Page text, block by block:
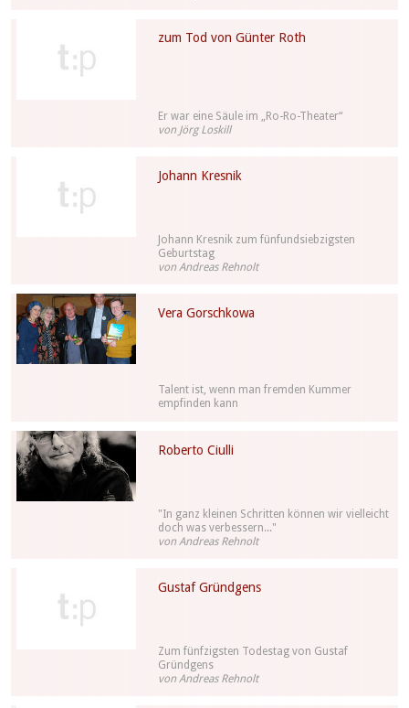
zum Tod von Günter Roth
Er war eine Säule im „Ro-Ro-Theater“
von Jörg Loskill
Johann Kresnik
Johann Kresnik zum fünfundsiebzigsten
Geburtstag
von Andreas Rehnolt
Vera Gorschkowa
Talent ist, wenn man fremden Kummer
empfinden kann
Roberto Ciulli
"In ganz kleinen Schritten können wir vielleicht
doch was verbessern..."
von Andreas Rehnolt
Gustaf Gründgens
Zum fünfzigsten Todestag von Gustaf
Gründgens
von Andreas Rehnolt